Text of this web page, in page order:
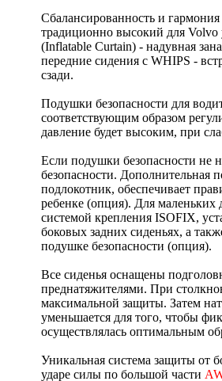
Сбалансированность и
традиционно высокий для Volvo
(Inflatable Curtain) - надувная
передние сидения с WHIPS -
сзади.
Подушки безопасности для
соответствующим образом
давление будет высоким, при
Если подушки безопасности не
безопасности. Дополнительная
подлокотник, обеспечивает
ребенке (опция). Для маленьких
системой крепления ISOFIX,
боковых задних сиденьях, а
подушке безопасности (опция).
Все сиденья оснащены
преднатяжителями. При
максимальной защиты. Затем
уменьшается для того, чтобы
осуществлялась оптимальным
Уникальная система защиты от
ударе силы по большой части